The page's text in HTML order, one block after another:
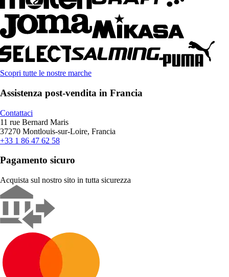
Scopri tutte le nostre marche
Assistenza post-vendita in Francia
Contattaci
11 rue Bernard Maris
37270 Montlouis-sur-Loire, Francia
+33 1 86 47 62 58
Pagamento sicuro
Acquista sul nostro sito in tutta sicurezza